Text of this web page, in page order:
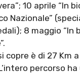
10 aprile “In
Nazionale”
8 maggio “In
copre è di 27 Km
percorso